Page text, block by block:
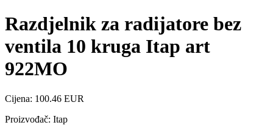
Razdjelnik za radijatore bez
ventila 10 kruga Itap art
922MO
Cijena: 100.46 EUR
Proizvođač: Itap